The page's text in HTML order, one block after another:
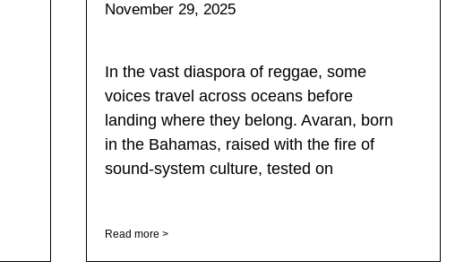
November 29, 2025
In the vast diaspora of reggae, some
voices travel across oceans before
landing where they belong. Avaran, born
in the Bahamas, raised with the fire of
sound-system culture, tested on
Read more >